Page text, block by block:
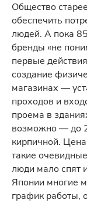
Общество
обеспечить
людей. А пока
бренды «не
первые
создание
магазинах —
проходов и
проема в
возможно — до 2
кирпичной.
такие
люди мало спят
Японии многие
график работы,